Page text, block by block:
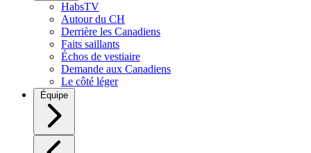
HabsTV
Autour du CH
Derrière les Canadiens
Faits saillants
Échos de vestiaire
Demande aux Canadiens
Le côté léger
Équipe